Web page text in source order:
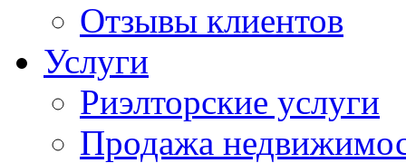
Отзывы клиентов
Услуги
Риэлторские услуги
Продажа